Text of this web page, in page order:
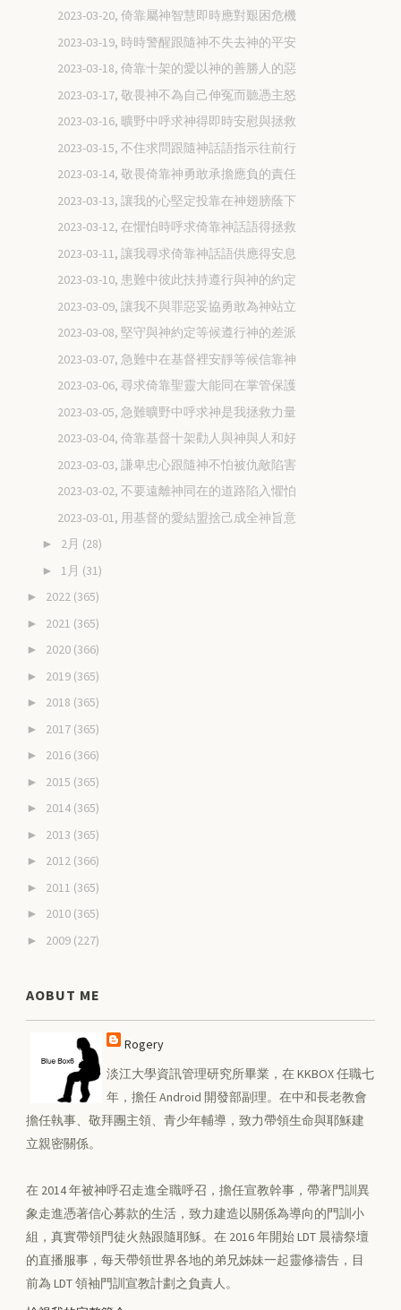
2023-03-20, 倚靠屬神智慧即時應對艱困危機
2023-03-19, 時時警醒跟隨神不失去神的平安
2023-03-18, 倚靠十架的愛以神的善勝人的惡
2023-03-17, 敬畏神不為自己伸冤而聽憑主怒
2023-03-16, 曠野中呼求神得即時安慰與拯救
2023-03-15, 不住求問跟隨神話語指示往前行
2023-03-14, 敬畏倚靠神勇敢承擔應負的責任
2023-03-13, 讓我的心堅定投靠在神翅膀蔭下
2023-03-12, 在懼怕時呼求倚靠神話語得拯救
2023-03-11, 讓我尋求倚靠神話語供應得安息
2023-03-10, 患難中彼此扶持遵行與神的約定
2023-03-09, 讓我不與罪惡妥協勇敢為神站立
2023-03-08, 堅守與神約定等候遵行神的差派
2023-03-07, 急難中在基督裡安靜等候信靠神
2023-03-06, 尋求倚靠聖靈大能同在掌管保護
2023-03-05, 急難曠野中呼求神是我拯救力量
2023-03-04, 倚靠基督十架勸人與神與人和好
2023-03-03, 謙卑忠心跟隨神不怕被仇敵陷害
2023-03-02, 不要遠離神同在的道路陷入懼怕
2023-03-01, 用基督的愛結盟捨己成全神旨意
► 2月 (28)
► 1月 (31)
► 2022 (365)
► 2021 (365)
► 2020 (366)
► 2019 (365)
► 2018 (365)
► 2017 (365)
► 2016 (366)
► 2015 (365)
► 2014 (365)
► 2013 (365)
► 2012 (366)
► 2011 (365)
► 2010 (365)
► 2009 (227)
AOBUT ME
Rogery
淡江大學資訊管理研究所畢業，在 KKBOX 任職七
年，擔任 Android 開發部副理。在中和長老教會
擔任執事、敬拜團主領、青少年輔導，致力帶領生命與耶穌建
立親密關係。
在 2014 年被神呼召走進全職呼召，擔任宣教幹事，帶著門訓異
象走進憑著信心募款的生活，致力建造以關係為導向的門訓小
組，真實帶領門徒火熱跟隨耶穌。在 2016 年開始 LDT 晨禱祭壇
的直播服事，每天帶領世界各地的弟兄姊妹一起靈修禱告，目
前為 LDT 領袖門訓宣教計劃之負責人。